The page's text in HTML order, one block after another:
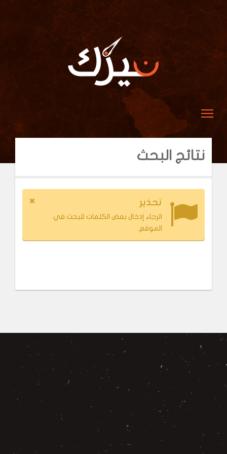
نتائج البحث
تحذير
الرجاء إدخال بعض الكلمات للبحث في
الموقع.